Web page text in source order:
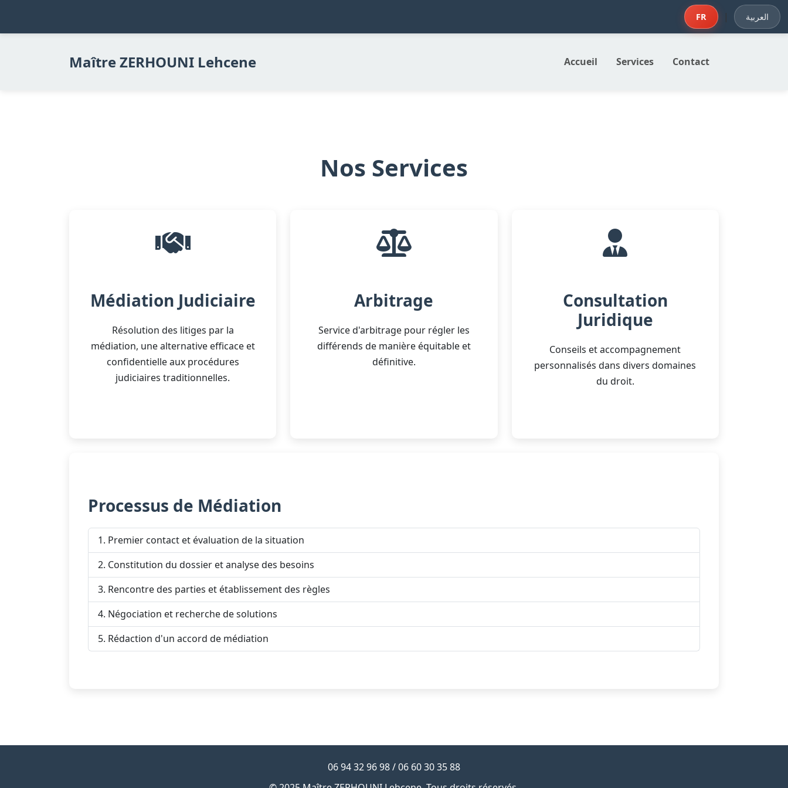
FR | العربية
Maître ZERHOUNI Lehcene Accueil Services Contact
Nos Services
Médiation Judiciaire
Résolution des litiges par la
médiation, une alternative efficace et
confidentielle aux procédures
judiciaires traditionnelles.
Arbitrage
Service d'arbitrage pour régler les
différends de manière équitable et
définitive.
Consultation
Juridique
Conseils et accompagnement
personnalisés dans divers domaines
du droit.
Processus de Médiation
Premier contact et évaluation de la situation
Constitution du dossier et analyse des besoins
Rencontre des parties et établissement des règles
Négociation et recherche de solutions
Rédaction d'un accord de médiation
06 94 32 96 98 / 06 60 30 35 88